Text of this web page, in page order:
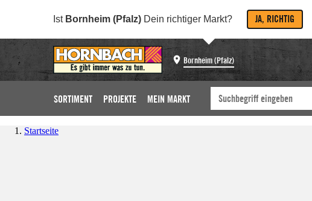
Ist Bornheim (Pfalz) Dein richtiger Markt? JA, RICHTIG
Bornheim (Pfalz)
SORTIMENT PROJEKTE MEIN MARKT
Startseite